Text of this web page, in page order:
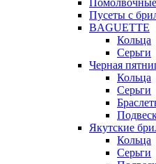
Помолвочные
Пусеты с
BAGUETTE
Кольца
Серьги
Черная
Кольца
Серьги
Якутские
Кольца
Серьги